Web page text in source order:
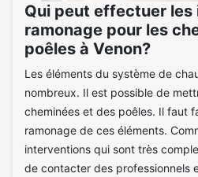
Qui peut effectuer
ramonage pour les
poêles à Venon?
Les éléments du système de
nombreux. Il est possible de
cheminées et des poêles. Il faut
ramonage de ces éléments.
interventions qui sont très
de contacter des professionnels